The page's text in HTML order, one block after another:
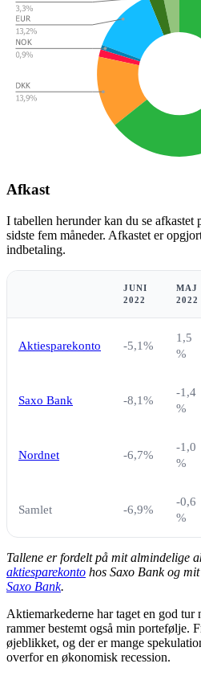
Afkast
I tabellen herunder kan du se afkastet
sidste fem måneder. Afkastet er
indbetaling.
JUNI
2022
MAJ
2022
Aktiesparekonto -5,1%
1,5
%
Saxo Bank -8,1%
-1,4
%
Nordnet -6,7%
-1,0
%
Samlet -6,9%
-0,6
%
Tallene er fordelt på mit almindelige
aktiesparekonto hos Saxo Bank og
Saxo Bank.
Aktiemarkederne har taget en god tur
rammer bestemt også min portefølje.
øjeblikket, og der er mange
overfor en økonomisk recession.